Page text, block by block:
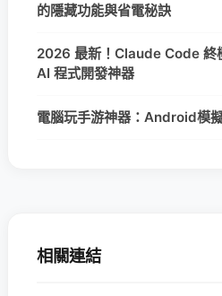
的隱藏功能與省電秘訣
2026 最新！Claude Code 終
AI 程式開發神器
電腦玩手游神器：Android模
相關連結